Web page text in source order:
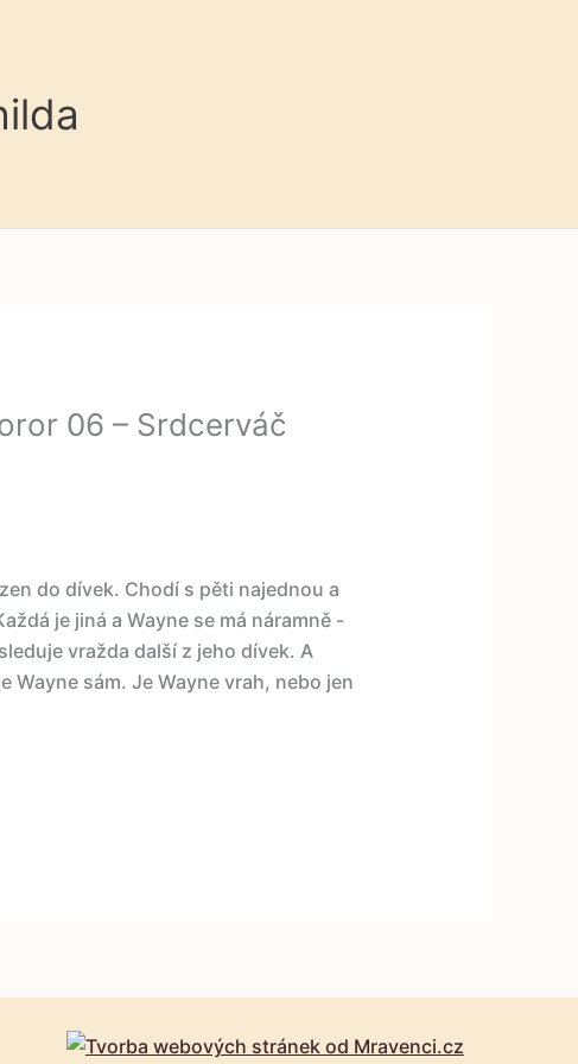
06 – Srdcerváč
do dívek. Chodí s pěti najednou a
je jiná a Wayne se má náramně -
vražda další z jeho dívek. A
sám. Je Wayne vrah, nebo jen